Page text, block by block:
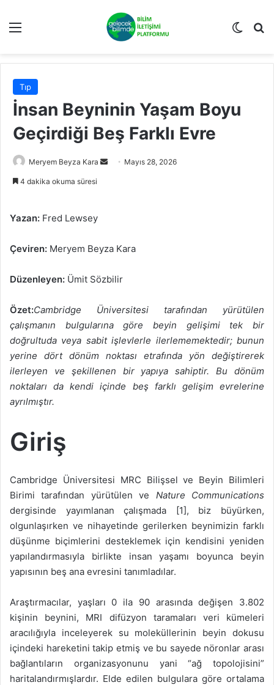
Menü Dış
Tıp
İnsan Beyninin Yaşam Boyu
Geçirdiği Beş Farklı Evre
Meryem Beyza Kara
Bir
Mayıs 28, 2026
4 dakika okuma süresi
Yazan: Fred Lewsey
Çeviren: Meryem Beyza Kara
Düzenleyen: Ümit Sözbilir
Özet:Cambridge Üniversitesi tarafından yürütülen
çalışmanın bulgularına göre beyin gelişimi tek bir
doğrultuda veya sabit işlevlerle ilerlememektedir; bunun
yerine dört dönüm noktası etrafında yön değiştirerek
ilerleyen ve şekillenen bir yapıya sahiptir. Bu dönüm
noktaları da kendi içinde beş farklı gelişim evrelerine
ayrılmıştır.
Giriş
Cambridge Üniversitesi MRC Bilişsel ve Beyin Bilimleri
Birimi tarafından yürütülen ve Nature Communications
dergisinde yayımlanan çalışmada [1], biz büyürken,
olgunlaşırken ve nihayetinde gerilerken beynimizin farklı
düşünme biçimlerini desteklemek için kendisini yeniden
yapılandırmasıyla birlikte insan yaşamı boyunca beyin
yapısının beş ana evresini tanımladılar.
Araştırmacılar, yaşları 0 ila 90 arasında değişen 3.802
kişinin beynini, MRI difüzyon taramaları veri kümeleri
aracılığıyla inceleyerek su moleküllerinin beyin dokusu
içindeki hareketini takip etmiş ve bu sayede nöronlar arası
bağlantıların organizasyonunu yani “ağ topolojisini”
haritalandırmışlardır. Elde edilen bulgulara göre ortalama